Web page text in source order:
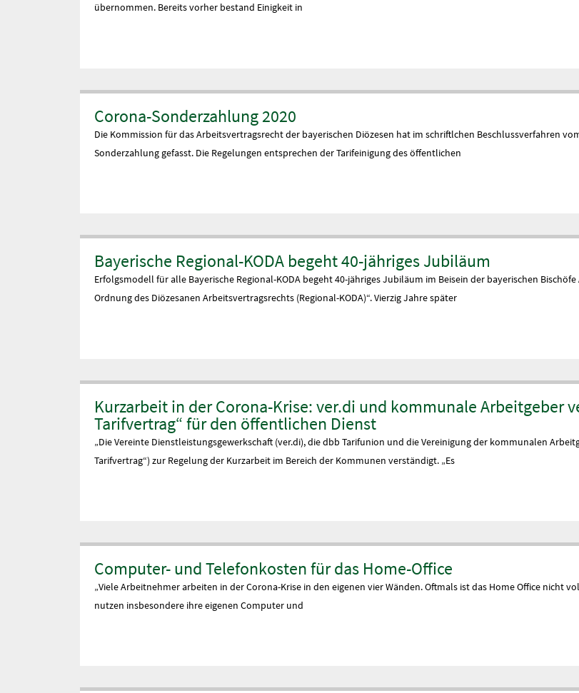
übernommen. Bereits vorher bestand Einigkeit in
Corona-Sonderzahlung 2020
Die Kommission für das Arbeitsvertragsrecht der bayerischen Diözesen hat im schriftlchen Beschlussverfahren
Sonderzahlung gefasst. Die Regelungen entsprechen der Tarifeinigung des öffentlichen
Bayerische Regional-KODA begeht 40-jähriges Jubiläum
Erfolgsmodell für alle Bayerische Regional-KODA begeht 40-jähriges Jubiläum im Beisein der bayerischen
Ordnung des Diözesanen Arbeitsvertragsrechts (Regional-KODA)“. Vierzig Jahre später
Kurzarbeit in der Corona-Krise: ver.di und kommunale Arbeitgeber
Tarifvertrag“ für den öffentlichen Dienst
„Die Vereinte Dienstleistungsgewerkschaft (ver.di), die dbb Tarifunion und die Vereinigung der kommunalen
Tarifvertrag“) zur Regelung der Kurzarbeit im Bereich der Kommunen verständigt. „Es
Computer- und Telefonkosten für das Home-Office
„Viele Arbeitnehmer arbeiten in der Corona-Krise in den eigenen vier Wänden. Oftmals ist das Home Office nicht
nutzen insbesondere ihre eigenen Computer und